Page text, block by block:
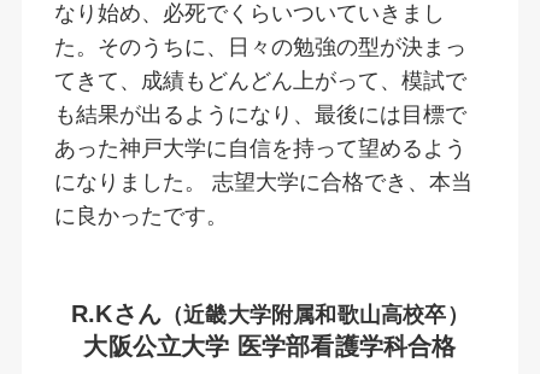
なり始め、必死でくらいついていきまし
た。そのうちに、日々の勉強の型が決まっ
てきて、成績もどんどん上がって、模試で
も結果が出るようになり、最後には目標で
あった神戸大学に自信を持って望めるよう
になりました。 志望大学に合格でき、本当
に良かったです。
R.Kさん （近畿大学附属和歌山高校卒）
大阪公立大学 医学部看護学科合格